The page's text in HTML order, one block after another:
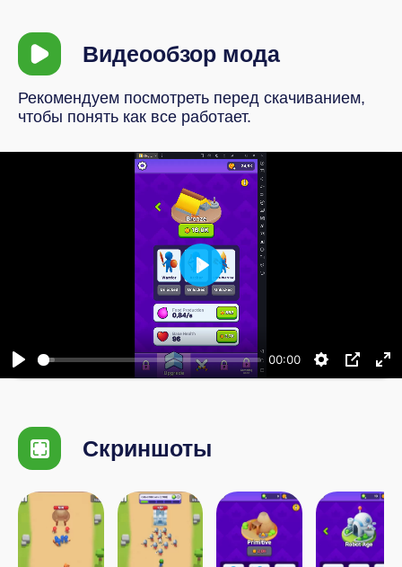
Видеообзор мода
Рекомендуем посмотреть перед скачиванием,
чтобы понять как все работает.
00:00
Воспроизвести
Скриншоты